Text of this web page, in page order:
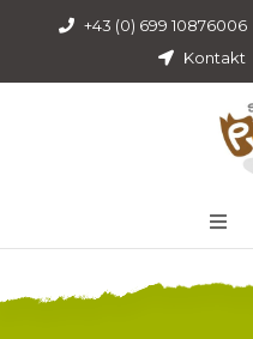
+43 (0) 699 10876006
Kontakt